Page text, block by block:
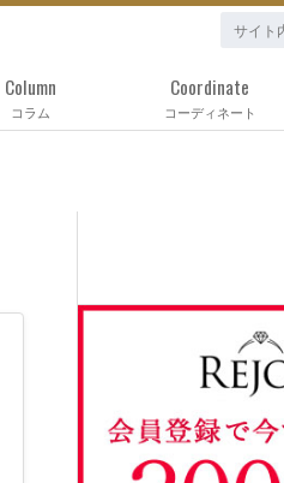
コラム
Column
コーディネート
Coordinate